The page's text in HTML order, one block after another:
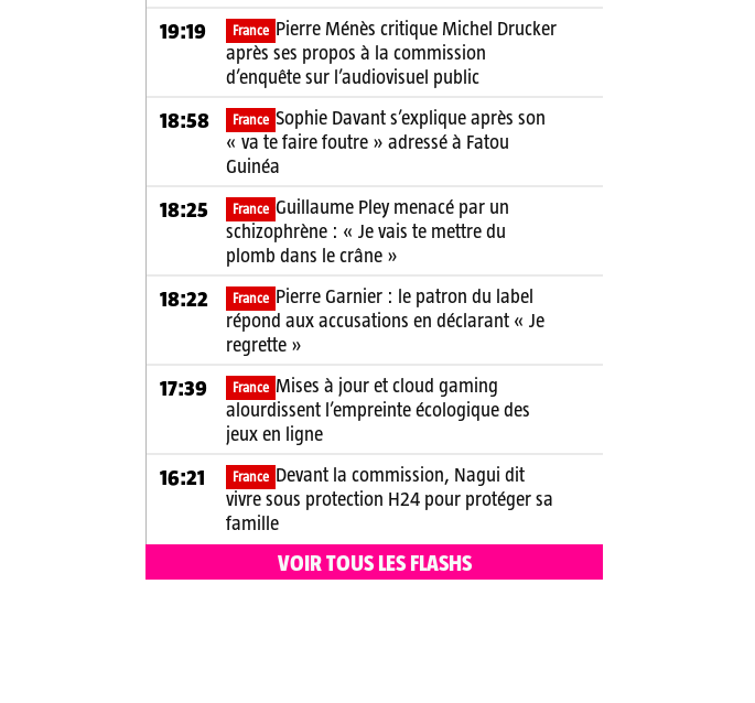
19:19 France Pierre Ménès critique Michel Drucker
après ses propos à la commission
d’enquête sur l’audiovisuel public
18:58 France Sophie Davant s’explique après son
« va te faire foutre » adressé à Fatou
Guinéa
18:25 France Guillaume Pley menacé par un
schizophrène : « Je vais te mettre du
plomb dans le crâne »
18:22 France Pierre Garnier : le patron du label
répond aux accusations en déclarant « Je
regrette »
17:39 France Mises à jour et cloud gaming
alourdissent l’empreinte écologique des
jeux en ligne
16:21 France Devant la commission, Nagui dit
vivre sous protection H24 pour protéger sa
famille
VOIR TOUS LES FLASHS